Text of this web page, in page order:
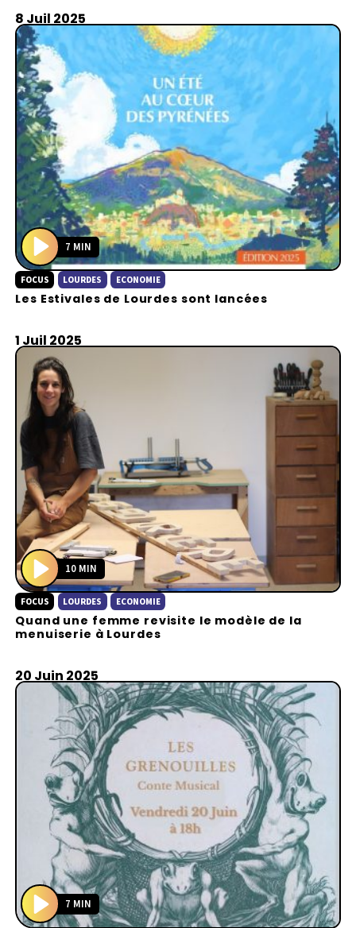
8 Juil 2025
P
l
a
7 MIN
FOCUS LOURDES ECONOMIE
Les Estivales de Lourdes sont lancées
1 Juil 2025
P
l
a
10 MIN
FOCUS LOURDES ECONOMIE
Quand une femme revisite le modèle de la
menuiserie à Lourdes
20 Juin 2025
P
7 MIN